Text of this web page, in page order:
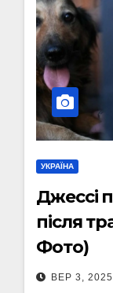
УКРАЇНА
Джессі
після
Фото)
ВЕР 3, 2025